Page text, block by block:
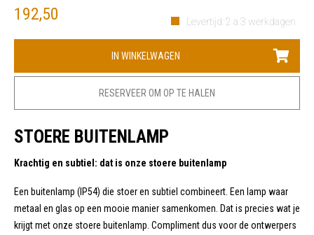
192,50 Levertijd: 2 a 3 werkdagen
IN WINKELWAGEN
RESERVEER OM OP TE HALEN
STOERE BUITENLAMP
Krachtig en subtiel: dat is onze stoere buitenlamp
Een buitenlamp (IP54) die stoer en subtiel combineert. Een lamp waar
metaal en glas op een mooie manier samenkomen. Dat is precies wat je
krijgt met onze stoere buitenlamp. Compliment dus voor de ontwerpers